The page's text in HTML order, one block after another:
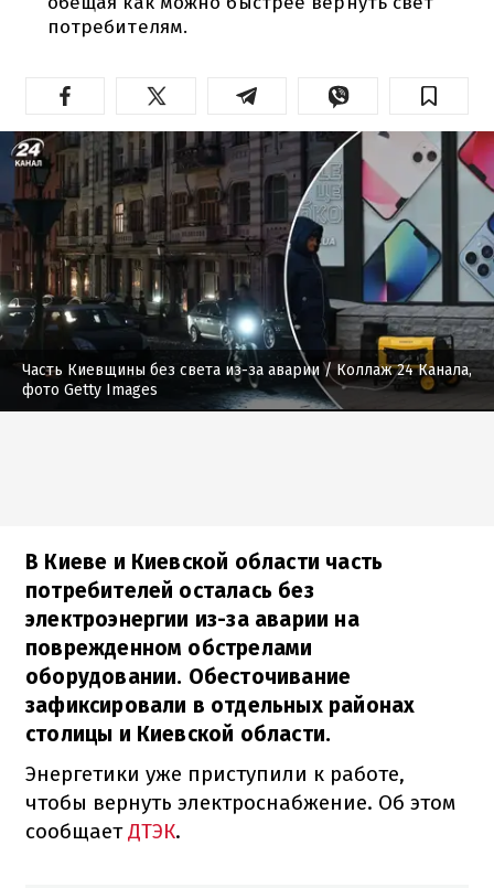
потребителям.
Часть Киевщины без света из-за аварии/ Коллаж 24 Канала,
фото Getty Images
В Киеве и Киевской области часть
потребителей осталась без
электроэнергии из-за аварии на
поврежденном обстрелами
оборудовании. Обесточивание
зафиксировали в отдельных районах
столицы и Киевской области.
Энергетики уже приступили к работе,
чтобы вернуть электроснабжение. Об этом
сообщаетДТЭК.